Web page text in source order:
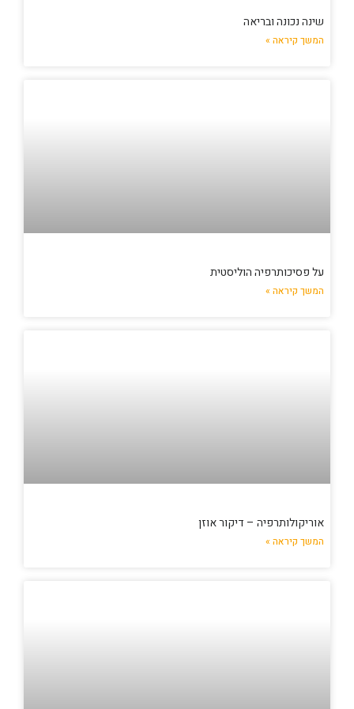
שינה נכונה ובריאה
המשך קיראה »
על פסיכותרפיה הוליסטית
המשך קיראה »
אוריקולותרפיה – דיקור אוזן
המשך קיראה »